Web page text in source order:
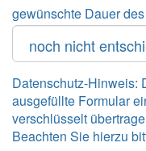
gewünschte Dauer
Datenschutz-Hinweis:
ausgefüllte Formular
verschlüsselt
Beachten Sie hierzu